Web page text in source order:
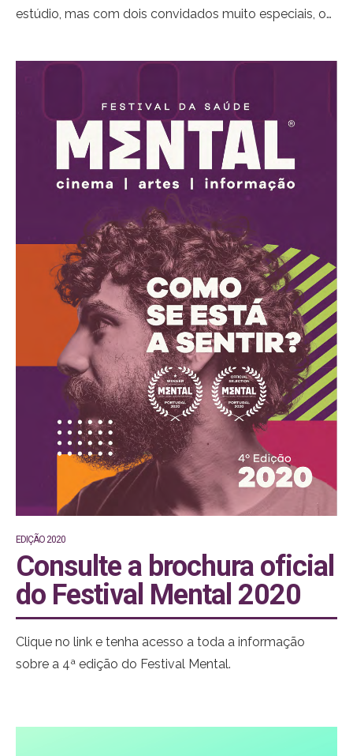
estúdio, mas com dois convidados muito especiais, o
Nacional para a Saúde Mental) eSurmaque vai cantar
show que termina com a actuação deKatia
Guerreiro
É clicar aqui para ver
EDIÇÃO 2020
Consulte a brochura oficial
do Festival Mental 2020
Clique no link e tenha acesso a toda a informação
sobre a 4ª edição do Festival Mental.